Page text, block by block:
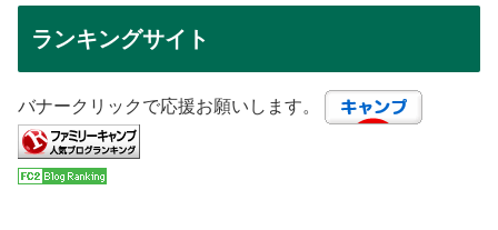
ランキングサイト
バナークリックで応援お願いします。